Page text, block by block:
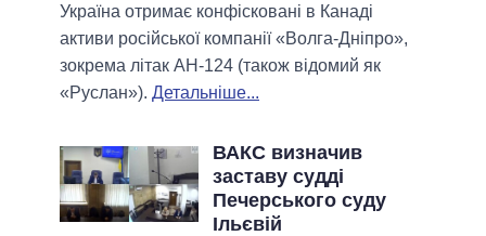
Україна отримає конфісковані в Канаді
активи російської компанії «Волга-Дніпро»,
зокрема літак АН-124 (також відомий як
«Руслан»). Детальніше...
ВАКС визначив
заставу судді
Печерського суду
Ільєвій